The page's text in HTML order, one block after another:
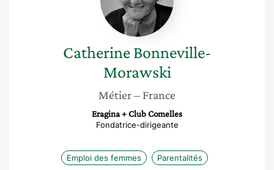
CatherineBonneville-
Morawski
Métier– France
Eragina + Club Comelles
Fondatrice-dirigeante
Emploi des femmes Parentalités